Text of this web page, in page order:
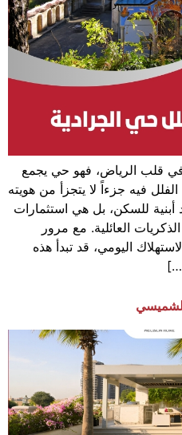
قلب الرياض، فهو حي يجمع
فيه جزءاً لا يتجزأ من هويته
أبنية للسكن، بل هي استثمارات
العائلية. مع مرور
اليومي، قد تبدأ هذه